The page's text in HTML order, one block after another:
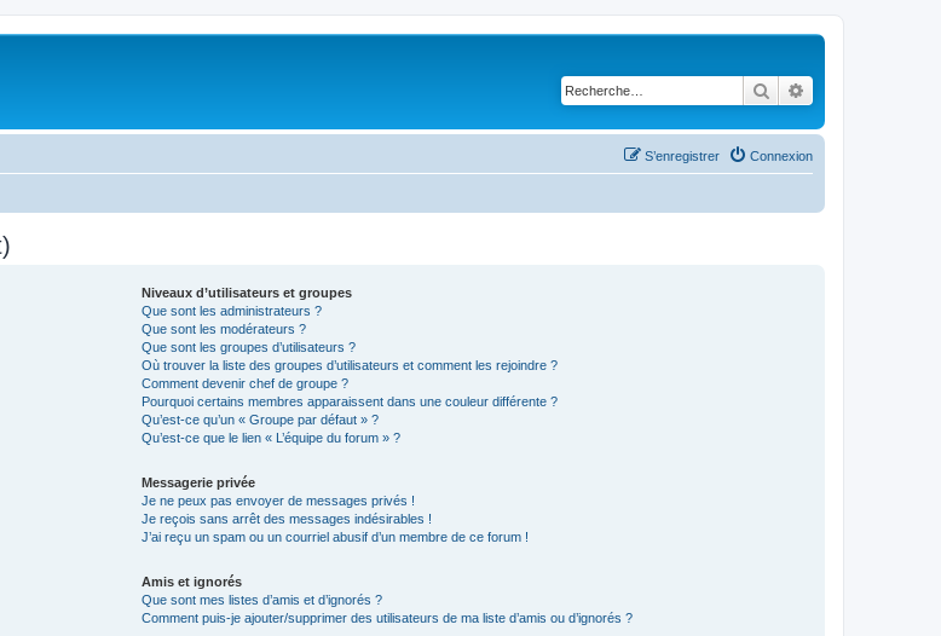
Rechercher
Connexion
S’enregistrer
Niveaux d’utilisateurs et groupes
Que sont les administrateurs ?
Que sont les modérateurs ?
Que sont les groupes d’utilisateurs ?
Où trouver la liste des groupes d’utilisateurs et comment les rejoindre ?
Comment devenir chef de groupe ?
Pourquoi certains membres apparaissent dans une couleur différente ?
Qu’est-ce qu’un « Groupe par défaut » ?
Qu’est-ce que le lien « L’équipe du forum » ?
Messagerie privée
Je ne peux pas envoyer de messages privés !
Je reçois sans arrêt des messages indésirables !
J’ai reçu un spam ou un courriel abusif d’un membre de ce forum !
Amis et ignorés
Que sont mes listes d’amis et d’ignorés ?
Comment puis-je ajouter/supprimer des utilisateurs de ma liste d’amis ou d’ignorés ?